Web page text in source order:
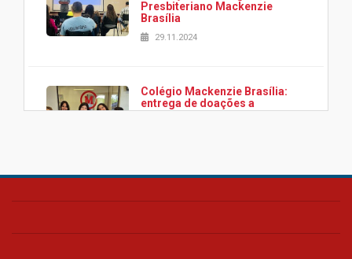
Presbiteriano Mackenzie
Brasília
29.11.2024
Colégio Mackenzie Brasília:
entrega de doações a
associação Viver da Cidade
Colégio Presbiteriano
os funcionários